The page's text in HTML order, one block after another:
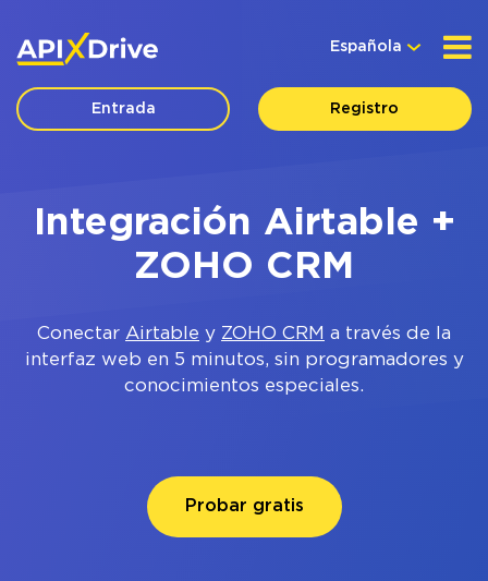
Española
Entrada Registro
Integración Airtable +
ZOHO CRM
Conectar Airtable y ZOHO CRM a través de la
interfaz web en 5 minutos, sin programadores y
conocimientos especiales.
Probar gratis